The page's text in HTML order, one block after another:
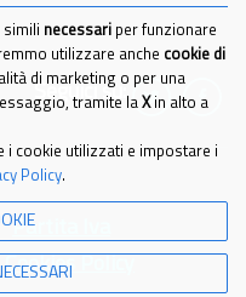
Seguici su:
Partita Iva
Cookies Policy
simili necessari per funzionare
utilizzare anche cookie di
di marketing o per una
tramite la Xin alto a
i cookie utilizzati e impostare i
Policy.